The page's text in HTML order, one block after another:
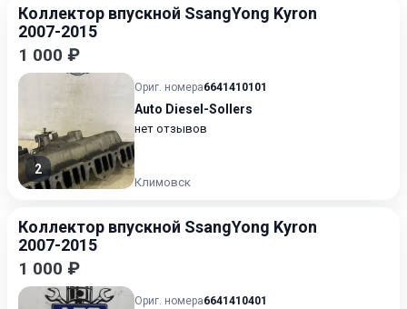
Коллектор впускной SsangYong Kyron
2007-2015
1 000 ₽
2
Ориг. номера6641410101
Auto Diesel-Sollers
нет отзывов
Климовск
Коллектор впускной SsangYong Kyron
2007-2015
1 000 ₽
Ориг. номера6641410401